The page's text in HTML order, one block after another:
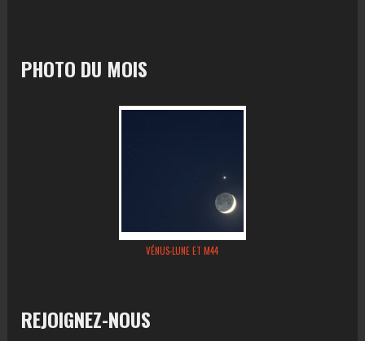
PHOTO DU MOIS
VÉNUS-LUNE ET M44
REJOIGNEZ-NOUS